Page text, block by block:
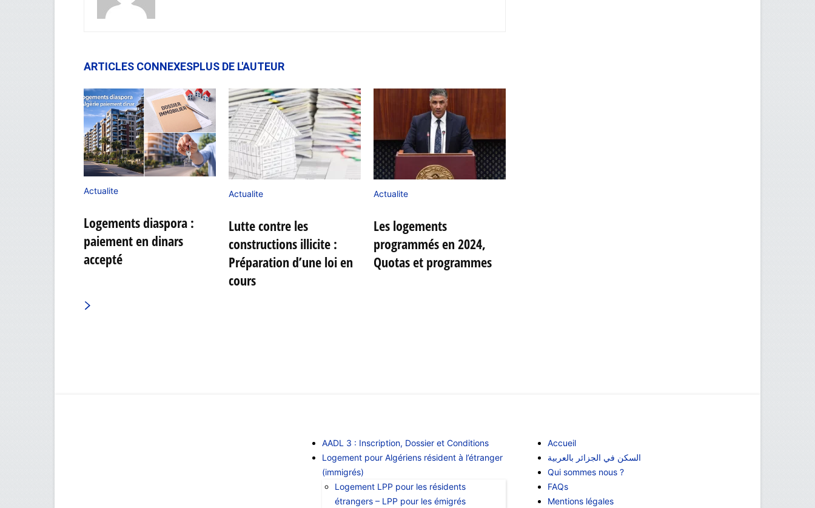
ARTICLES CONNEXESPLUS DE L'AUTEUR
Actualite
Logements diaspora :
paiement en dinars
accepté
Actualite
Lutte contre les
constructions illicite :
Préparation d’une loi en
cours
Actualite
Les logements
programmés en 2024,
Quotas et programmes
AADL 3 : Inscription, Dossier et Conditions
Logement pour Algériens résident à l’étranger
(immigrés)
Logement LPP pour les résidents
étrangers – LPP pour les émigrés
Accueil
السكن في الجزائر بالعربية
Qui sommes nous ?
FAQs
Mentions légales